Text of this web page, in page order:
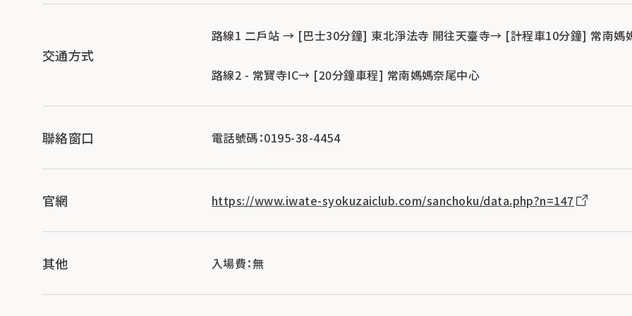
交通方式
路線1 二戶站 → [巴士30分鐘] 東北淨法寺 開往天臺寺→ [計程車10分鐘] 常南媽
路線2 - 常寶寺IC→ [20分鐘車程] 常南媽媽奈尾中心
聯絡窗口 電話號碼：0195-38-4454
官網 https://www.iwate-syokuzaiclub.com/sanchoku/data.php?n=147
其他 入場費：無